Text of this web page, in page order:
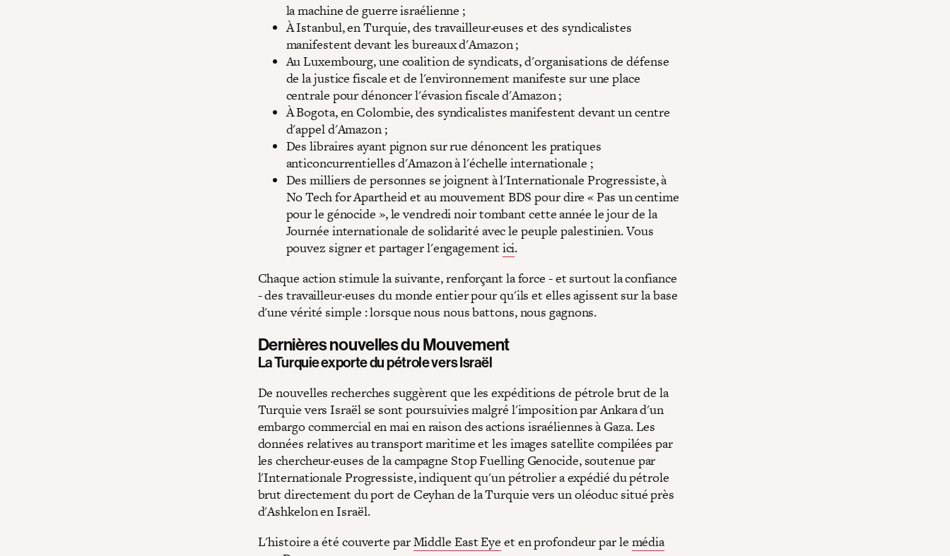
la machine de guerre israélienne ;
À Istanbul, en Turquie, des travailleur·euses et des syndicalistes
manifestent devant les bureaux d'Amazon ;
Au Luxembourg, une coalition de syndicats, d'organisations de défense
de la justice fiscale et de l'environnement manifeste sur une place
centrale pour dénoncer l'évasion fiscale d'Amazon ;
À Bogota, en Colombie, des syndicalistes manifestent devant un centre
d'appel d'Amazon ;
Des libraires ayant pignon sur rue dénoncent les pratiques
anticoncurrentielles d'Amazon à l'échelle internationale ;
Des milliers de personnes se joignent à l'Internationale Progressiste, à
No Tech for Apartheid et au mouvement BDS pour dire « Pas un centime
pour le génocide », le vendredi noir tombant cette année le jour de la
Journée internationale de solidarité avec le peuple palestinien. Vous
pouvez signer et partager l'engagement ici.
Chaque action stimule la suivante, renforçant la force - et surtout la confiance
- des travailleur·euses du monde entier pour qu'ils et elles agissent sur la base
d'une vérité simple : lorsque nous nous battons, nous gagnons.
Dernières nouvelles du Mouvement
La Turquie exporte du pétrole vers Israël
De nouvelles recherches suggèrent que les expéditions de pétrole brut de la
Turquie vers Israël se sont poursuivies malgré l'imposition par Ankara d'un
embargo commercial en mai en raison des actions israéliennes à Gaza. Les
données relatives au transport maritime et les images satellite compilées par
les chercheur·euses de la campagne Stop Fuelling Genocide, soutenue par
l'Internationale Progressiste, indiquent qu'un pétrolier a expédié du pétrole
brut directement du port de Ceyhan de la Turquie vers un oléoduc situé près
d'Ashkelon en Israël.
L'histoire a été couverte parMiddle East Eye et en profondeur par le média